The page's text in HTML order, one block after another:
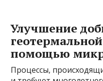
Улучшение
помощью
Процессы,